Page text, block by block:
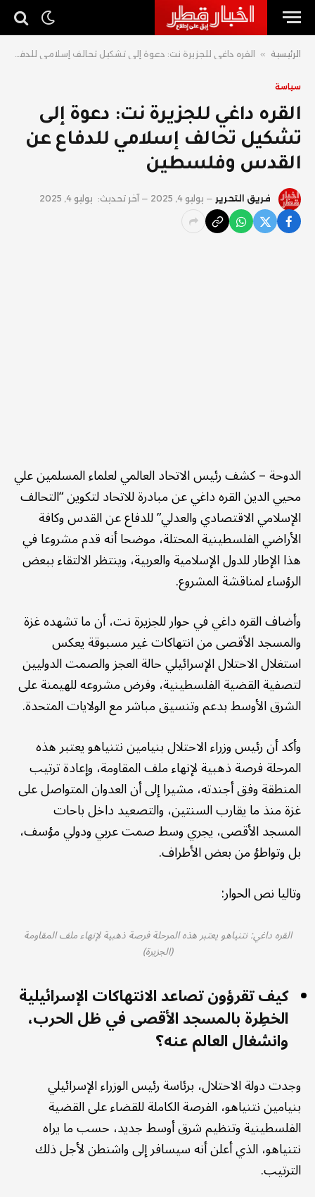
الرئيسية » القره داغي للجزيرة نت: دعوة إلى تشكيل تحالف إسلامي للدفاع عن القدس وفلسطين
سياسة
القره داغي للجزيرة نت: دعوة إلى
تشكيل تحالف إسلامي للدفاع عن
القدس وفلسطين
فريق التحرير يوليو 4, 2025 آخر تحديث: يوليو 4, 2025
الدوحة – كشف رئيس الاتحاد العالمي لعلماء المسلمين علي
محيي الدين القره داغي عن مبادرة للاتحاد لتكوين “التحالف
الإسلامي الاقتصادي والعدلي” للدفاع عن القدس وكافة
الأراضي الفلسطينية المحتلة، موضحا أنه قدم مشروعا في
هذا الإطار للدول الإسلامية والعربية، وينتظر الالتقاء ببعض
الرؤساء لمناقشة المشروع.
وأضاف القره داغي في حوار للجزيرة نت، أن ما تشهده غزة
والمسجد الأقصى من انتهاكات غير مسبوقة يعكس
استغلال الاحتلال الإسرائيلي حالة العجز والصمت الدوليين
لتصفية القضية الفلسطينية، وفرض مشروعه للهيمنة على
الشرق الأوسط بدعم وتنسيق مباشر مع الولايات المتحدة.
وأكد أن رئيس وزراء الاحتلال بنيامين نتنياهو يعتبر هذه
المرحلة فرصة ذهبية لإنهاء ملف المقاومة، وإعادة ترتيب
المنطقة وفق أجندته، مشيرا إلى أن العدوان المتواصل على
غزة منذ ما يقارب السنتين، والتصعيد داخل باحات
المسجد الأقصى، يجري وسط صمت عربي ودولي مؤسف،
بل وتواطؤ من بعض الأطراف.
وتاليا نص الحوار:
القره داغي: نتنياهو يعتبر هذه المرحلة فرصة ذهبية لإنهاء ملف المقاومة
(الجزيرة)
كيف تقرؤون تصاعد الانتهاكات الإسرائيلية
الخطِرة بالمسجد الأقصى في ظل الحرب،
وانشغال العالم عنه؟
وجدت دولة الاحتلال، برئاسة رئيس الوزراء الإسرائيلي
بنيامين نتنياهو، الفرصة الكاملة للقضاء على القضية
الفلسطينية وتنظيم شرق أوسط جديد، حسب ما يراه
نتنياهو، الذي أعلن أنه سيسافر إلى واشنطن لأجل ذلك
الترتيب.